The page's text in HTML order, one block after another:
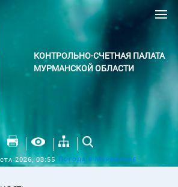
КОНТРОЛЬНО-СЧЕТНАЯ ПАЛАТА
МУРМАНСКОЙ ОБЛАСТИ
2026, 03:55 Погода в Мурманске